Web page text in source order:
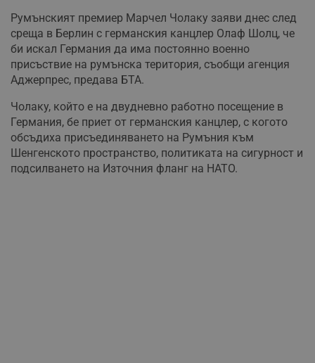
Румънският премиер Марчел Чолаку заяви днес след
среща в Берлин с германския канцлер Олаф Шолц, че
би искал Германия да има постоянно военно
присъствие на румънска територия, съобщи агенция
Аджерпрес, предава БТА.
Чолаку, който е на двудневно работно посещение в
Германия, бе приет от германския канцлер, с когото
обсъдиха присъединяването на Румъния към
Шенгенското пространство, политиката на сигурност и
подсилването на Източния фланг на НАТО.